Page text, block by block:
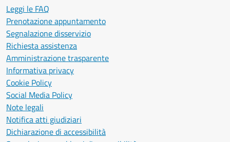
Leggi le FAQ
Prenotazione appuntamento
Segnalazione disservizio
Richiesta assistenza
Amministrazione trasparente
Informativa privacy
Cookie Policy
Social Media Policy
Note legali
Notifica atti giudiziari
Dichiarazione di accessibilità